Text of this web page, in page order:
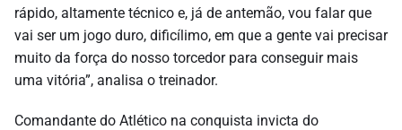
rápido, altamente técnico e, já de antemão, vou falar que
vai ser um jogo duro, dificílimo, em que a gente vai precisar
muito da força do nosso torcedor para conseguir mais
uma vitória”, analisa o treinador.
Comandante do Atlético na conquista invicta do